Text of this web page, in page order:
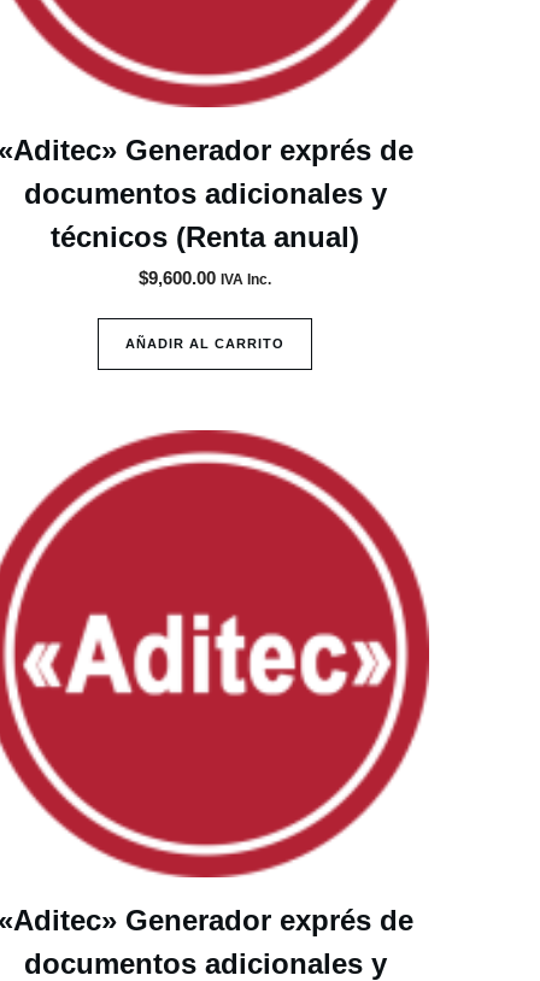
Generador exprés de
documentos adicionales y
técnicos (Renta anual)
$9,600.00 IVA Inc.
AÑADIR AL CARRITO
Generador exprés de
documentos adicionales y